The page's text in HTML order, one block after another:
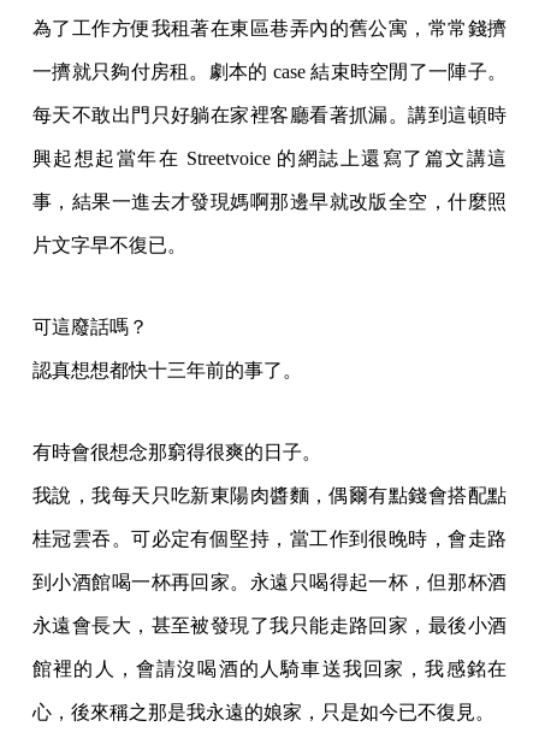
為了工作方便我租著在東區巷弄內的舊公寓，常常錢擠
一擠就只夠付房租。劇本的 case 結束時空閒了一陣子。
每天不敢出門只好躺在家裡客廳看著抓漏。講到這頓時
興起想起當年在 Streetvoice 的網誌上還寫了篇文講這
事，結果一進去才發現媽啊那邊早就改版全空，什麼照
片文字早不復已。
可這廢話嗎？
認真想想都快十三年前的事了。
有時會很想念那窮得很爽的日子。
我說，我每天只吃新東陽肉醬麵，偶爾有點錢會搭配點
桂冠雲吞。可必定有個堅持，當工作到很晚時，會走路
到小酒館喝一杯再回家。永遠只喝得起一杯，但那杯酒
永遠會長大，甚至被發現了我只能走路回家，最後小酒
館裡的人，會請沒喝酒的人騎車送我回家，我感銘在
心，後來稱之那是我永遠的娘家，只是如今已不復見。